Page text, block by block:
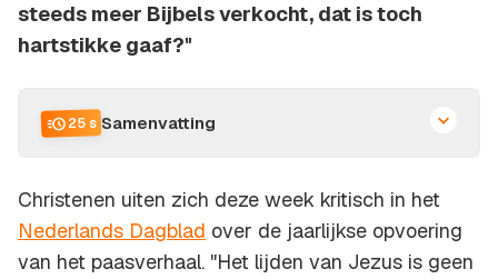
steeds meer Bijbels verkocht, dat is toch
hartstikke gaaf?"
25 s Samenvatting
Christenen uiten zich deze week kritisch in het
Nederlands Dagblad over de jaarlijkse opvoering
van het paasverhaal. "Het lijden van Jezus is geen